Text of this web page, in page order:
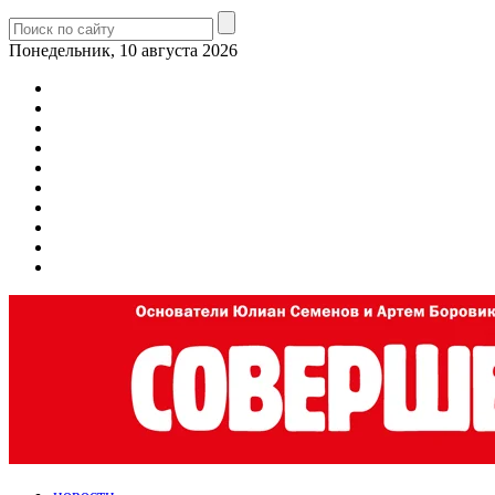
Понедельник, 10 августа 2026